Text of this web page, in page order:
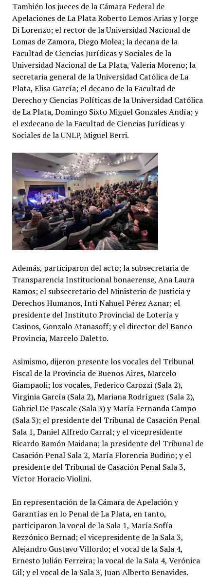
También los jueces de la Cámara Federal de
Apelaciones de La Plata Roberto Lemos Arias y Jorge
Di Lorenzo; el rector de la Universidad Nacional de
Lomas de Zamora, Diego Molea; la decana de la
Facultad de Ciencias Jurídicas y Sociales de la
Universidad Nacional de La Plata, Valeria Moreno; la
secretaria general de la Universidad Católica de La
Plata, Elisa García; el decano de la Facultad de
Derecho y Ciencias Políticas de la Universidad Católica
de La Plata, Domingo Sixto Miguel Gonzales Andía; y
el exdecano de la Facultad de Ciencias Jurídicas y
Sociales de la UNLP, Miguel Berri.
Además, participaron del acto; la subsecretaria de
Transparencia Institucional bonaerense, Ana Laura
Ramos; el subsecretario del Ministerio de Justicia y
Derechos Humanos, Inti Nahuel Pérez Aznar; el
presidente del Instituto Provincial de Lotería y
Casinos, Gonzalo Atanasoff; y el director del Banco
Provincia, Marcelo Daletto.
Asimismo, dijeron presente los vocales del Tribunal
Fiscal de la Provincia de Buenos Aires, Marcelo
Giampaoli; los vocales, Federico Carozzi (Sala 2),
Virginia García (Sala 2), Mariana Rodríguez (Sala 2),
Gabriel De Pascale (Sala 3) y María Fernanda Campo
(Sala 3); el presidente del Tribunal de Casación Penal
Sala 1, Daniel Alfredo Carral; y el vicepresidente
Ricardo Ramón Maidana; la presidente del Tribunal de
Casación Penal Sala 2, María Florencia Budiño; y el
presidente del Tribunal de Casación Penal Sala 3,
Víctor Horacio Violini.
En representación de la Cámara de Apelación y
Garantías en lo Penal de La Plata, en tanto,
participaron la vocal de la Sala 1, María Sofía
Rezzónico Bernad; el vicepresidente de la Sala 3,
Alejandro Gustavo Villordo; el vocal de la Sala 4,
Ernesto Julián Ferreira; la vocal de la Sala 4, Verónica
Gil; y el vocal de la Sala 3, Juan Alberto Benavides.